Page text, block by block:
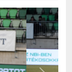
Next